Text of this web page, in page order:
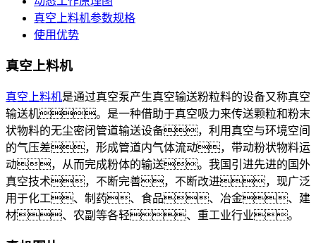
真空上料机参数规格
使用优势
真空上料机
真空上料机是通过真空泵产生真空输送粉粒料的设备又称真空
输送机。是一种借助于真空吸力来传送颗粒和粉末
状物料的无尘密闭管道输送设备，利用真空与环境空间
的气压差，形成管道内气体流动，带动粉状物料运
动，从而完成粉体的输送。我国引进先进的国外
真空技术，不断完善，不断改进，现广泛
用于化工、制药、食品、冶金、建
材、农副等各轻、重工业行业。